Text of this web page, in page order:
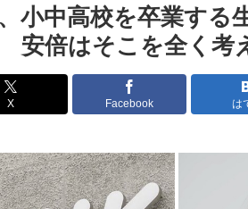
他】Xのインフルエンサー達「高市
「私が総理大臣になったら中国に謝
なこのーと作者、またも一線を超え
の性被害問題、性加害した番組出
円へ、BofA予想修正 協調介入に加
】日本の社会保障、岐路に 財源5兆
小中高校を卒業する
安倍はそこを全く考
X Facebook は